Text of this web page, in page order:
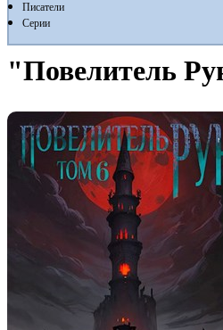
Писатели
Серии
"Повелитель